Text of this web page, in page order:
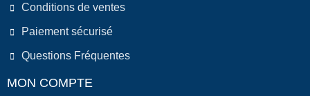
Conditions de ventes
Paiement sécurisé
Questions Fréquentes
MON COMPTE